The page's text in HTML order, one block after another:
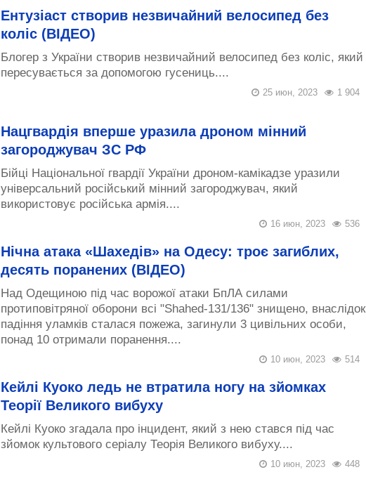
Ентузіаст створив незвичайний велосипед без
коліс (ВІДЕО)
Блогер з України створив незвичайний велосипед без коліс, який
пересувається за допомогою гусениць....
1 904
25 июн, 2023
Нацгвардія вперше уразила дроном мінний
загороджувач ЗС РФ
Бійці Національної гвардії України дроном-камікадзе уразили
універсальний російський мінний загороджувач, який
використовує російська армія....
536
16 июн, 2023
Нічна атака «Шахедів» на Одесу: троє загиблих,
десять поранених (ВІДЕО)
Над Одещиною під час ворожої атаки БпЛА силами
протиповітряної оборони всі "Shahed-131/136" знищено, внаслідок
падіння уламків сталася пожежа, загинули 3 цивільних особи,
понад 10 отримали поранення....
514
10 июн, 2023
Кейлі Куоко ледь не втратила ногу на зйомках
Теорії Великого вибуху
Кейлі Куоко згадала про інцидент, який з нею стався під час
зйомок культового серіалу Теорія Великого вибуху....
448
10 июн, 2023